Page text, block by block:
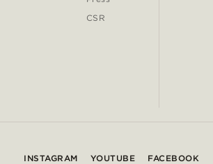
CSR
INSTAGRAM YOUTUBE FACEBOOK